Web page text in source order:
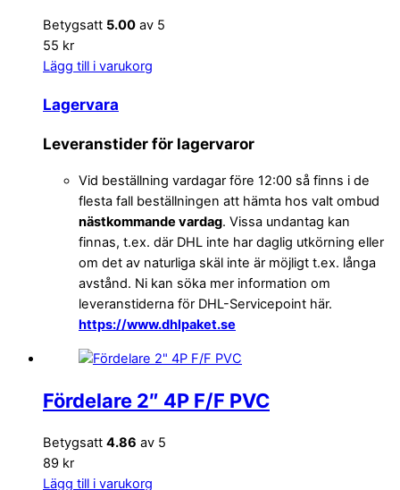
Betygsatt 5.00 av 5
55 kr
Lägg till i varukorg
Lagervara
Leveranstider för lagervaror
Vid beställning vardagar före 12:00 så finns i de
flesta fall beställningen att hämta hos valt ombud
nästkommande vardag. Vissa undantag kan
finnas, t.ex. där DHL inte har daglig utkörning eller
om det av naturliga skäl inte är möjligt t.ex. långa
avstånd. Ni kan söka mer information om
leveranstiderna för DHL-Servicepoint här.
https://www.dhlpaket.se
Fördelare 2″ 4P F/F PVC
Betygsatt 4.86 av 5
89 kr
Lägg till i varukorg